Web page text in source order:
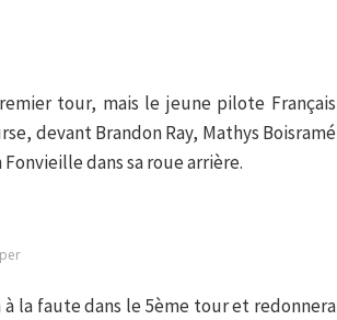
tour, mais le jeune pilote Français
devant Brandon Ray, Mathys Boisramé
dans sa roue arrière.
la faute dans le 5ème tour et redonnera